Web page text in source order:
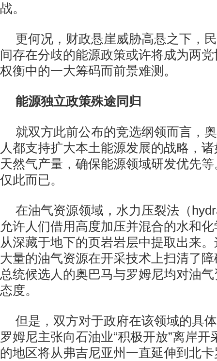
战。
更何况，财政悬崖威胁高悬之下，
间存在分歧的能源政策或许将成为两
权衡中的一大筹码而前景难测。
能源独立政策殊途同归
就双方此前公布的竞选纲领而言，
人都支持扩大本土能源发展的战略，
天然气产量，确保能源领域研发优先
仅此而已。
在油气资源领域，水力压裂法（
允许人们借用高度加压并混合的水和
从深藏于地下的页岩岩层中提取出来
大量的油气资源在开采技术上扫清了
总统候选人的奥巴马与罗姆尼均对油
态度。
但是，双方对于政府在该领域的具
罗姆尼主张向石油业“积极开放”离岸
的地区将从弗吉尼亚州一直延伸到北